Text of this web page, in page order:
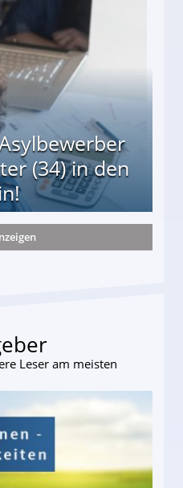
(34) in den
Leser am meisten